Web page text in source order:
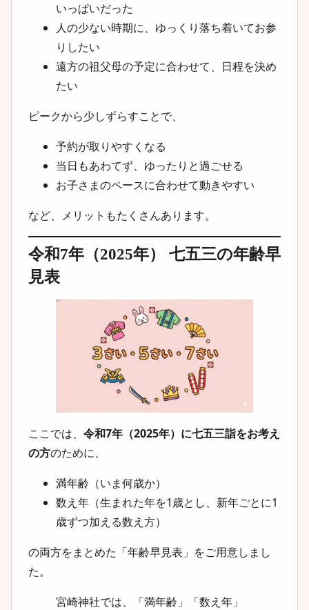
いっぱいだった
人の少ない時期に、ゆっくり落ち着いてお参
りしたい
遠方の祖父母の予定に合わせて、日程を決め
たい
ピークから少しずらすことで、
予約が取りやすくなる
当日もあわてず、ゆったりと過ごせる
お子さまのペースに合わせて動きやすい
など、メリットもたくさんあります。
令和7年（2025年） 七五三の年齢早
見表
ここでは、 令和7年（2025年）に七五三詣をお考え
の方のために、
満年齢（いま何歳か）
数え年（生まれた年を1歳とし、新年ごとに1
歳ずつ加える数え方）
の両方をまとめた「年齢早見表」をご用意しまし
た。
宮崎神社では、「満年齢」「数え年」